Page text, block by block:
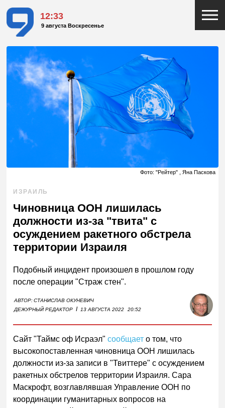
12:33
9 августа Воскресенье
Фото: "Рейтер" , Яна Паскова
ИЗРАИЛЬ
Чиновница ООН лишилась
должности из-за "твита" с
осуждением ракетного обстрела
территории Израиля
Подобный инцидент произошел в прошлом году
после операции "Страж стен".
АВТОР:СТАНИСЛАВ ОКУНЕВИЧ
ДЕЖУРНЫЙ РЕДАКТОР I 13 АВГУСТА 2022 20:52
Сайт "Таймс оф Исраэл"сообщает о том, что
высокопоставленная чиновница ООН лишилась
должности из-за записи в "Твиттере" с осуждением
ракетных обстрелов территории Израиля. Сара
Маскрофт, возглавлявшая Управление ООН по
координации гуманитарных вопросов на